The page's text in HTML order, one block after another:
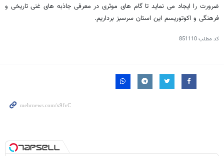
ضرورت را ایجاد می نماید تا گام های موثری در معرفی جاذبه های غنی تاریخی و
فرهنگی و اکوتوریسم این استان سرسبز برداریم.
کد مطلب851110